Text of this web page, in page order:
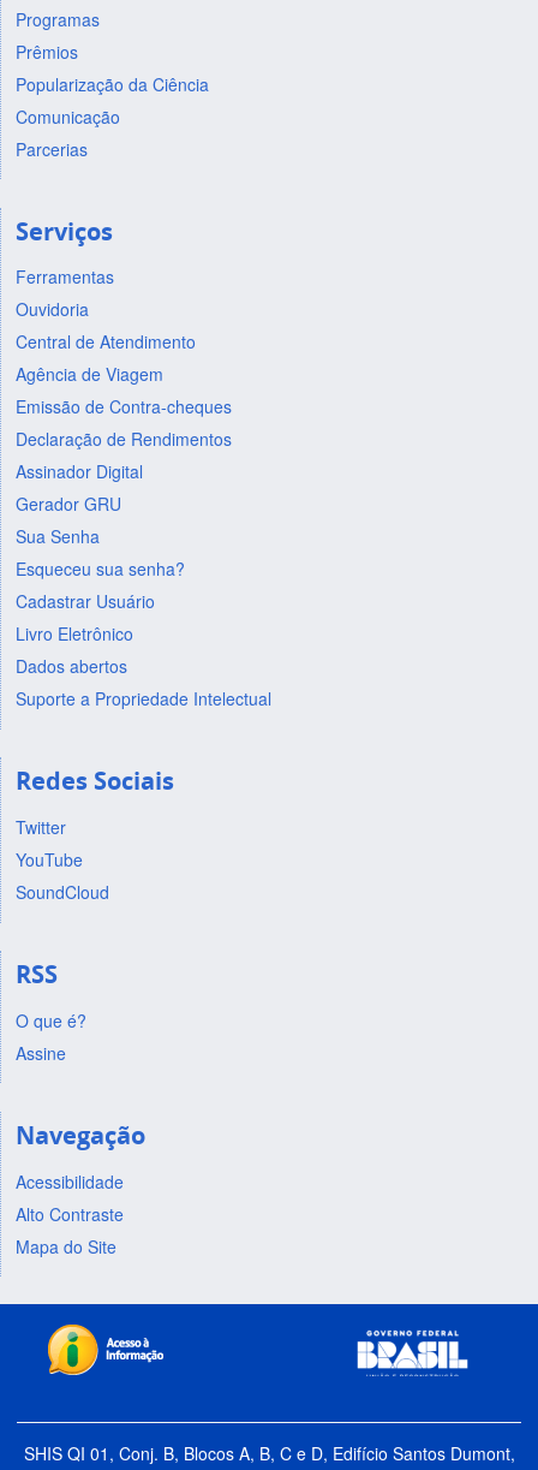
Programas
Prêmios
Popularização da Ciência
Comunicação
Parcerias
Serviços
Ferramentas
Ouvidoria
Central de Atendimento
Agência de Viagem
Emissão de Contra-cheques
Declaração de Rendimentos
Assinador Digital
Gerador GRU
Sua Senha
Esqueceu sua senha?
Cadastrar Usuário
Livro Eletrônico
Dados abertos
Suporte a Propriedade Intelectual
Redes Sociais
Twitter
YouTube
SoundCloud
RSS
O que é?
Assine
Navegação
Acessibilidade
Alto Contraste
Mapa do Site
SHIS QI 01, Conj. B, Blocos A, B, C e D, Edifício Santos Dumont,